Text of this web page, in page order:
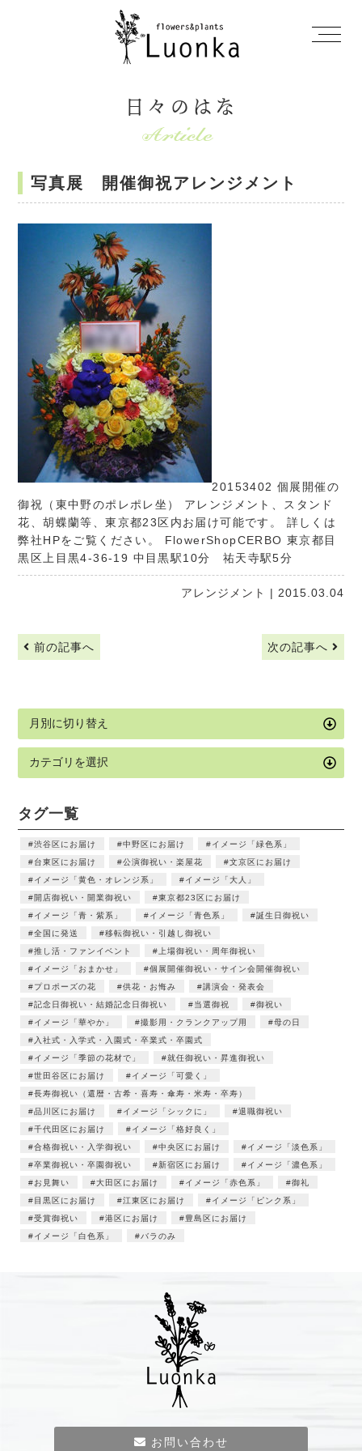
日々のはな
写真展 開催御祝アレンジメント
20153402 個展開催の
御祝（東中野のポレポレ坐） アレンジメント、スタンド
花、胡蝶蘭等、東京都23区内お届け可能です。 詳しくは
弊社HPをご覧ください。 FlowerShopCERBO 東京都目
黒区上目黒4-36-19 中目黒駅10分 祐天寺駅5分
アレンジメント | 2015.03.04
前の記事へ 次の記事へ
タグ一覧
渋谷区にお届け 中野区にお届け
イメージ「緑色系」
台東区にお届け
公演御祝い・楽屋花
文京区にお届け
イメージ「黄色・オレンジ系」
イメージ「大人」
開店御祝い・開業御祝い
東京都23区にお届け
イメージ「青・紫系」
イメージ「青色系」
誕生日御祝い
全国に発送
移転御祝い・引越し御祝い
推し活・ファンイベント
上場御祝い・周年御祝い
イメージ「おまかせ」
個展開催御祝い・サイン会開催御祝い
プロポーズの花
供花・お悔み
講演会・発表会
記念日御祝い・結婚記念日御祝い
当選御祝
御祝い
イメージ「華やか」
撮影用・クランクアップ用
母の日
入社式・入学式・入園式・卒業式・卒園式
イメージ「季節の花材で」
就任御祝い・昇進御祝い
世田谷区にお届け
イメージ「可愛く」
長寿御祝い（還暦・古希・喜寿・傘寿・米寿・卒寿）
品川区にお届け
イメージ「シックに」
退職御祝い
千代田区にお届け
イメージ「格好良く」
合格御祝い・入学御祝い
中央区にお届け
イメージ「淡色系」
卒業御祝い・卒園御祝い
新宿区にお届け
イメージ「濃色系」
お見舞い
大田区にお届け イメージ「赤色系」
御礼
目黒区にお届け
江東区にお届け
イメージ「ピンク系」
受賞御祝い
港区にお届け
豊島区にお届け
イメージ「白色系」
バラのみ
お問い合わせ